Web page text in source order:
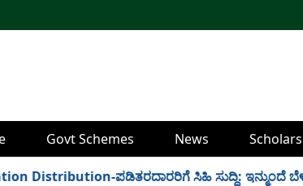
Govt Schemes News
ಪಡಿತರದಾರರಿಗೆ ಸಿಹಿ ಸುದ್ದಿ: ಇನ್ಮುಂದೆ ಬೆಳಿಗ್ಗೆ 6